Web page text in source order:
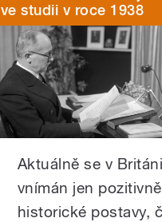
ve studii v roce 1938
Aktuálně se v
vnímán jen
historické postavy,